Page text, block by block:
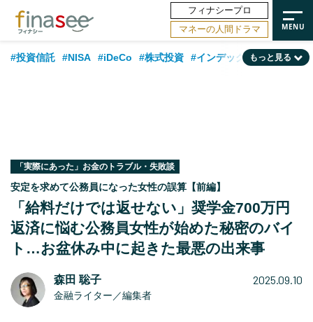
フィナシープロ
マネーの人間ドラマ
#投資信託 #NISA #iDeCo #株式投資 #インデックスファンド
#資産運用業界 #老後 #データ・調査
#国内株式型
もっと見る
「実際にあった」お金のトラブル・失敗談
安定を求めて公務員になった女性の誤算【前編】
「給料だけでは返せない」奨学金700万円
返済に悩む公務員女性が始めた秘密のバイ
ト…お盆休み中に起きた最悪の出来事
森田 聡子
金融ライター／編集者
2025.09.10